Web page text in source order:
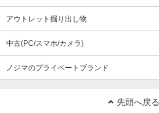
アウトレット掘り出し物
中古(PC/スマホ/カメラ)
ノジマのプライベートブランド
先頭へ戻る